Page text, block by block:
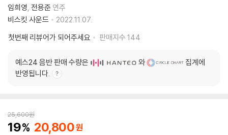
임희영 전용준 연주
비스킷 사운드
2022.11.07.
첫번째 리뷰어가 되어주세요
판매지수 144
예스24 음반 판매 수량은 와
집계에
반영됩니다.
25,600원
19 20,800